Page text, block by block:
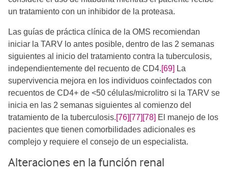
un tratamiento con un inhibidor de la proteasa.
Las guías de práctica clínica de la OMS recomiendan
iniciar la TARV lo antes posible, dentro de las 2 semanas
siguientes al inicio del tratamiento contra la tuberculosis,
independientemente del recuento de CD4.[69] La
supervivencia mejora en los individuos coinfectados con
recuentos de CD4+ de <50 células/microlitro si la TARV se
inicia en las 2 semanas siguientes al comienzo del
tratamiento de la tuberculosis.[76] [77] [78] El manejo de los
pacientes que tienen comorbilidades adicionales es
complejo y requiere el consejo de un especialista.
Alteraciones en la función renal